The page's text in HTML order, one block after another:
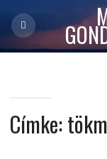
Címke: